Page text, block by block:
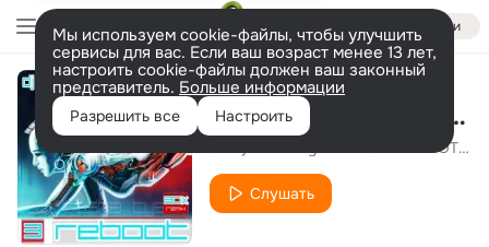
Войти
Мы используем cookie-файлы, чтобы улучшить
сервисы для вас. Если ваш возраст менее 13 лет,
настроить cookie-файлы должен ваш законный
представитель. Больше информации
Разрешить все Настроить Bellini - Samba De Janeiro (Mack Di & Alexx Slam Remix)
06 dj Sasha Tyson - 90-X REBOOT 3 eng
Слушать